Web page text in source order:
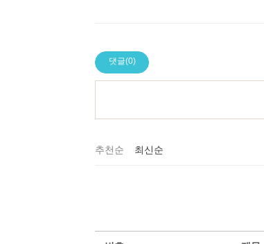
댓글(0)
추천순 최신순